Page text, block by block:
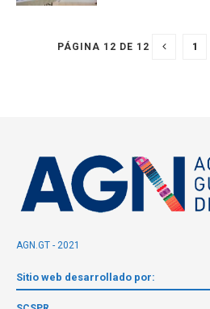
PÁGINA 12 DE 12 1
AGN.GT - 2021
Sitio web desarrollado por: